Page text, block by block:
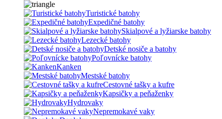
Turistické batohy
Expedičné batohy
Skialpové a lyžiarske batohy
Lezecké batohy
Detské nosiče a batohy
Poľovnícke batohy
Kanken
Mestské batohy
Cestovné tašky a kufre
Kapsičky a peňaženky
Hydrovaky
Nepremokavé vaky